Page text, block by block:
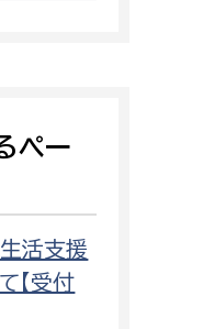
ペー
活支援
【受付